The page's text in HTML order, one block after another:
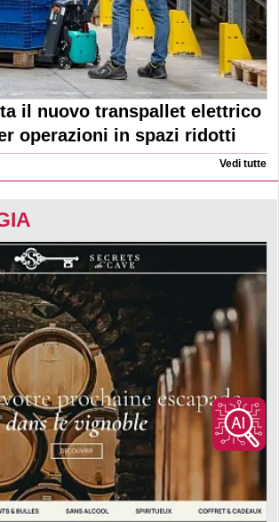
il nuovo transpallet elettrico
operazioni in spazi ridotti
Vedi tutte